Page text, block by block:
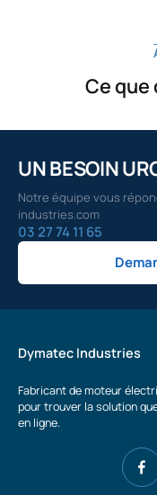
Ce
UN BESOIN
Notre équipe vous
industries.com
03 27 74 11 65
Dymatec Industries
Fabricant de moteur
pour trouver la solution
en ligne.